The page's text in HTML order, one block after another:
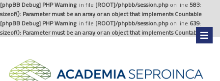
[phpBB Debug] PHP Warning: in file [ROOT]/phpbb/session.php on line 583:
sizeof(): Parameter must be an array or an object that implements Countable
[phpBB Debug] PHP Warning: in file [ROOT]/phpbb/session.php on line 639:
sizeof(): Parameter must be an array or an object that implements Countable